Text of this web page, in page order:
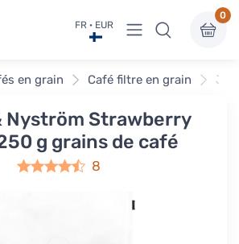
FR · EUR Voir sous-menu
0
en grain Café filtre en grain
Nyström Strawberry
g grains de café
8